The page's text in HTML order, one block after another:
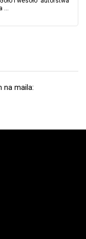
...
na maila: